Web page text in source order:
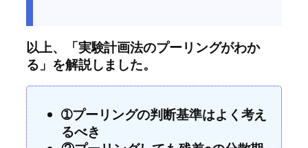
以上、「実験計画法のプーリングがわか
る」を解説しました。
➀プーリングの判断基準はよく考え
るべき